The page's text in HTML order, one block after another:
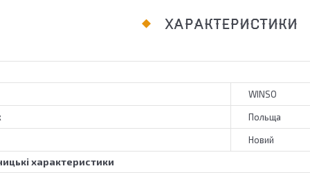
ХАРАКТЕРИСТИКИ
WINSO
Польща
Новий
характеристики